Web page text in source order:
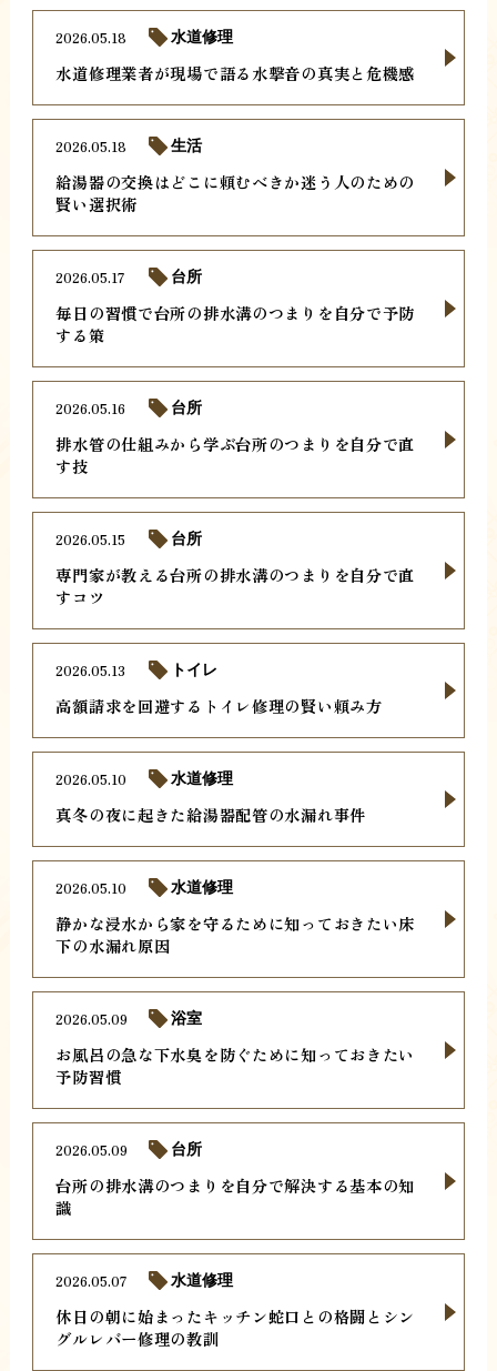
水道修理業者が現場で語る水撃音の真実と危機感
2026.05.18 水道修理
給湯器の交換はどこに頼むべきか迷う人のための
賢い選択術
2026.05.18 生活
毎日の習慣で台所の排水溝のつまりを自分で予防
する策
2026.05.17 台所
排水管の仕組みから学ぶ台所のつまりを自分で直
す技
2026.05.16 台所
専門家が教える台所の排水溝のつまりを自分で直
すコツ
2026.05.15 台所
高額請求を回避するトイレ修理の賢い頼み方
2026.05.13 トイレ
真冬の夜に起きた給湯器配管の水漏れ事件
2026.05.10 水道修理
静かな浸水から家を守るために知っておきたい床
下の水漏れ原因
2026.05.10 水道修理
お風呂の急な下水臭を防ぐために知っておきたい
予防習慣
2026.05.09 浴室
台所の排水溝のつまりを自分で解決する基本の知
識
2026.05.09 台所
休日の朝に始まったキッチン蛇口との格闘とシン
グルレバー修理の教訓
2026.05.07 水道修理